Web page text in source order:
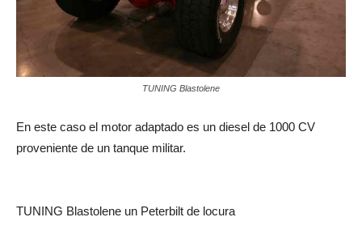
TUNING Blastolene
En este caso el motor adaptado es un diesel de 1000 CV
proveniente de un tanque militar.
TUNING Blastolene un Peterbilt de locura